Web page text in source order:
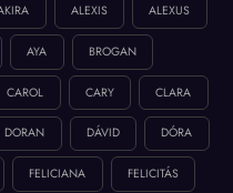
ALEXIS ALEXUS
AYA BROGAN
CAROL CARY CLARA
DORAN DÁVID DÓRA
FELICIANA FELICITÁS